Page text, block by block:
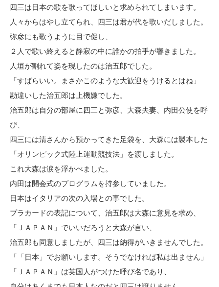
四三は日本の歌を歌ってほしいと求められてしまいます。
人々からはやし立てられ、四三は君が代を歌いだしました。
弥彦にも歌うように目で促し、
２人で歌い終えると静寂の中に誰かの拍手が響きました。
人垣が割れて姿を現したのは治五郎でした。
「すばらいい。まさかこのような大歓迎をうけるとはね」
勘違いした治五郎は上機嫌でした。
治五郎は自分の部屋に四三と弥彦、大森夫妻、内田公使を呼
び、
四三には清さんから預かってきた足袋を、大森には製本した
「オリンピック式陸上運動競技法」を渡しました。
これ大森は涙を浮かべました。
内田は開会式のプログラムを持参していました。
日本はイタリアの次の入場との事でした。
プラカードの表記について、治五郎は大森に意見を求め、
「ＪＡＰＡＮ」でいいだろうと大森が言い、
治五郎も同意しましたが、四三は納得がいきませんでした。
「「日本」でお願いします。そうでなければ私は出ません」
「ＪＡＰＡＮ」は英国人がつけた呼び名であり、